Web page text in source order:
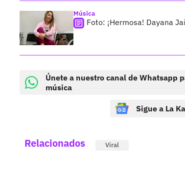
Música
Foto: ¡Hermosa! Dayana
Únete a nuestro canal de Whatsapp
música
Sigue a La
Relacionados Viral